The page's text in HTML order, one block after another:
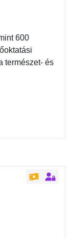
600
természet- és